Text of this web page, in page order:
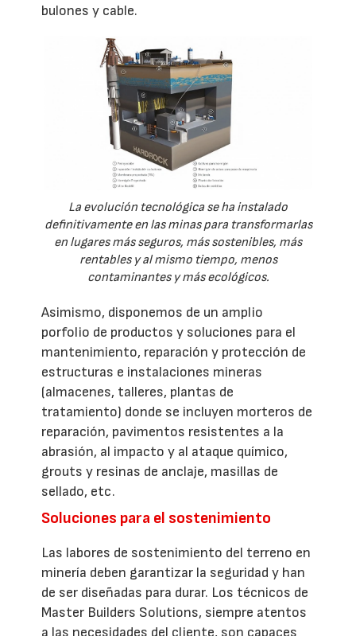
bulones y cable.
La evolución tecnológica se ha instalado
definitivamente en las minas para transformarlas
en lugares más seguros, más sostenibles, más
rentables y al mismo tiempo, menos
contaminantes y más ecológicos.
Asimismo, disponemos de un amplio
porfolio de productos y soluciones para el
mantenimiento, reparación y protección de
estructuras e instalaciones mineras
(almacenes, talleres, plantas de
tratamiento) donde se incluyen morteros de
reparación, pavimentos resistentes a la
abrasión, al impacto y al ataque químico,
grouts y resinas de anclaje, masillas de
sellado, etc.
Soluciones para el sostenimiento
Las labores de sostenimiento del terreno en
minería deben garantizar la seguridad y han
de ser diseñadas para durar. Los técnicos de
Master Builders Solutions, siempre atentos